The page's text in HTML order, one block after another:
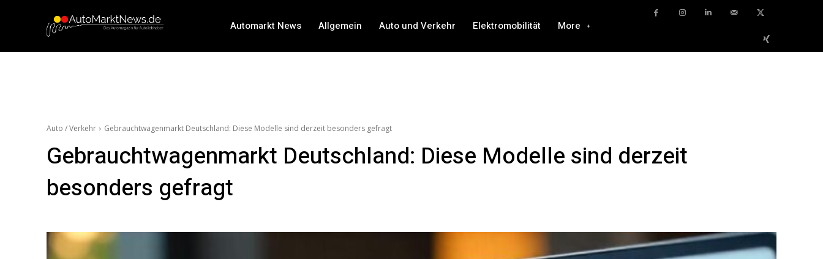
Automarkt News Allgemein Auto und Verkehr Elektromobilität More
Auto / Verkehr Gebrauchtwagenmarkt Deutschland: Diese Modelle sind derzeit besonders gefragt
Gebrauchtwagenmarkt Deutschland: Diese Modelle sind derzeit
besonders gefragt